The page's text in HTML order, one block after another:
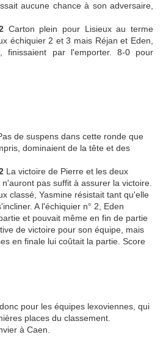
aucune chance à son adversaire,
Carton plein pour Lisieux au terme
échiquier 2 et 3 mais Réjan et Eden,
finissaient par l'emporter. 8-0 pour
de suspens dans cette ronde que
dominaient de la tête et des
La victoire de Pierre et les deux
pas suffit à assurer la victoire.
classé, Yasmine résistait tant qu'elle
A l'échiquier n° 2, Eden
et pouvait même en fin de partie
de victoire pour son équipe, mais
en finale lui coûtait la partie. Score
pour les équipes lexoviennes, qui
places du classement.
à Caen.